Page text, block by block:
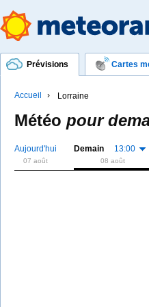
Prévisions Cartes
Accueil Lorraine
Météo pour
Aujourd'hui
07 août
Demain 13:00
08 août